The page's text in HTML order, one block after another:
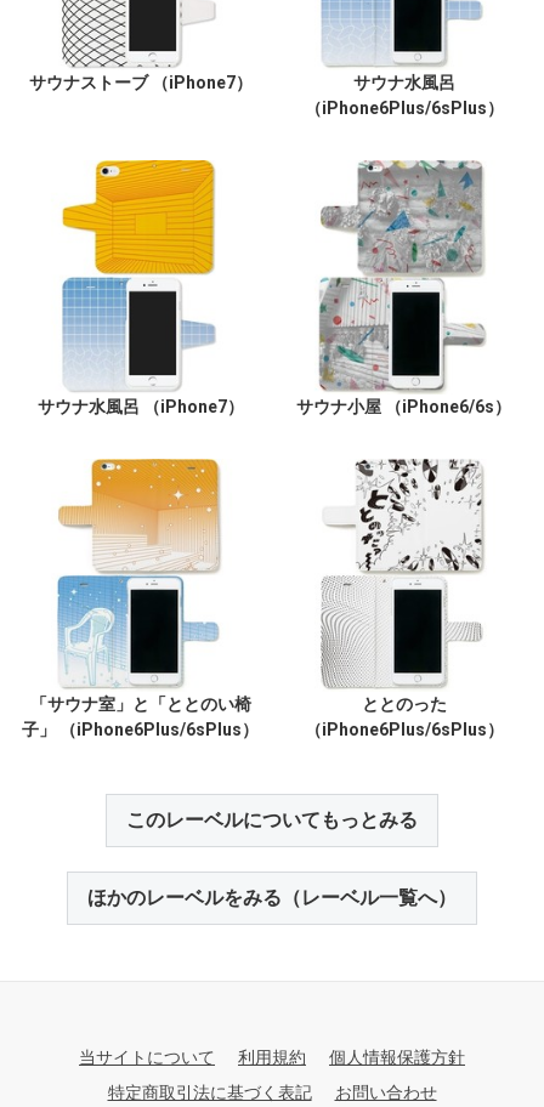
サウナストーブ （iPhone7）
サウナ水風呂
（iPhone6Plus/6sPlus）
サウナ水風呂 （iPhone7） サウナ小屋 （iPhone6/6s）
「サウナ室」と「ととのい椅
子」 （iPhone6Plus/6sPlus）
ととのった
（iPhone6Plus/6sPlus）
このレーベルについてもっとみる
ほかのレーベルをみる（レーベル一覧へ）
当サイトについて 利用規約
個人情報保護方針
特定商取引法に基づく表記
お問い合わせ